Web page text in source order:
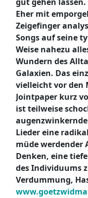
Eher mit
Zeigefinger
Songs auf seine
Weise nahezu
Wundern des
Galaxien. Das
vielleicht vor den
Jointpaper kurz
ist teilweise
Lieder eine
müde werdender
Denken, eine
des Individuums
Verdummung,